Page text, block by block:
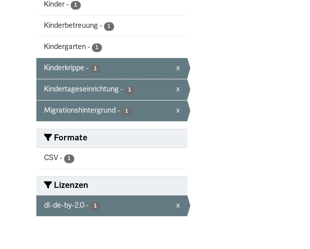
Kinder - 1
Kinderbetreuung - 1
Kindergarten - 1
Kinderkrippe - 1 x
Kindertageseinrichtung - 1 x
Migrationshintergrund - 1 x
Formate
CSV - 1
Lizenzen
dl-de-by-2.0 - 1 x